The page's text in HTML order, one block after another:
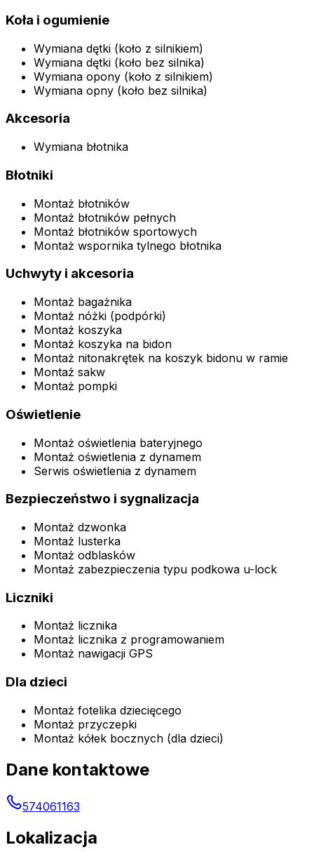
Koła i ogumienie
Wymiana dętki (koło z silnikiem)
Wymiana dętki (koło bez silnika)
Wymiana opony (koło z silnikiem)
Wymiana opny (koło bez silnika)
Akcesoria
Wymiana błotnika
Błotniki
Montaż błotników
Montaż błotników pełnych
Montaż błotników sportowych
Montaż wspornika tylnego błotnika
Uchwyty i akcesoria
Montaż bagażnika
Montaż nóżki (podpórki)
Montaż koszyka
Montaż koszyka na bidon
Montaż nitonakrętek na koszyk bidonu w ramie
Montaż sakw
Montaż pompki
Oświetlenie
Montaż oświetlenia bateryjnego
Montaż oświetlenia z dynamem
Serwis oświetlenia z dynamem
Bezpieczeństwo i sygnalizacja
Montaż dzwonka
Montaż lusterka
Montaż odblasków
Montaż zabezpieczenia typu podkowa u-lock
Liczniki
Montaż licznika
Montaż licznika z programowaniem
Montaż nawigacji GPS
Dla dzieci
Montaż fotelika dziecięcego
Montaż przyczepki
Montaż kółek bocznych (dla dzieci)
Dane kontaktowe
574061163
Lokalizacja